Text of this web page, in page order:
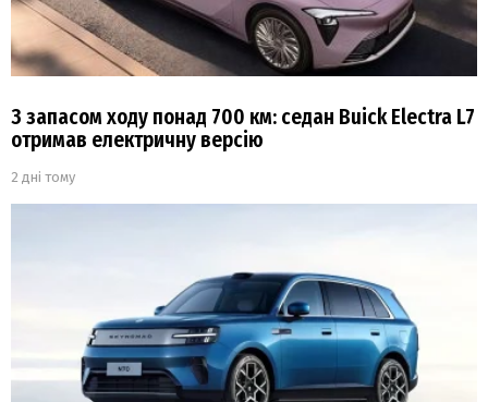
З запасом ходу понад 700 км: седан Buick Electra L7
отримав електричну версію
2 дні тому